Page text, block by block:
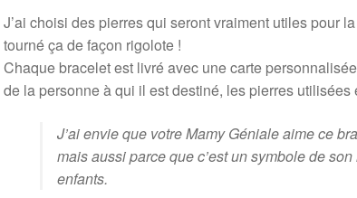
J’ai choisi des pierres qui seront vraiment utiles pour
tourné ça de façon rigolote !
Chaque bracelet est livré avec une carte
de la personne à qui il est destiné, les pierres utilisées
J’ai envie que votre Mamy Géniale aime ce
mais aussi parce que c’est un symbole de
enfants.